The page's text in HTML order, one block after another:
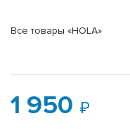
Все товары «HOLA»
1 950